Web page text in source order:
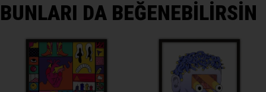
BUNLARI DA BEĞENEBİLİRSİN